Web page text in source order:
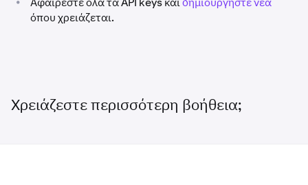
όπου χρειάζεται.
Χρειάζεστε περισσότερη βοήθεια;